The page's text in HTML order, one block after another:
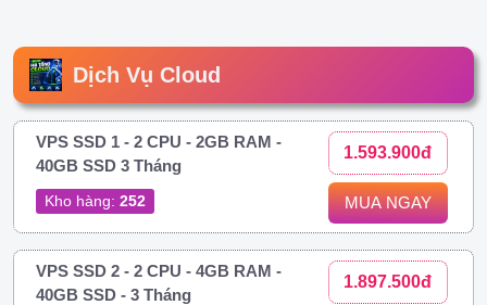
Dịch Vụ Cloud
VPS SSD 1 - 2 CPU - 2GB RAM -
40GB SSD 3 Tháng
Kho hàng: 252
1.593.900đ
MUA NGAY
VPS SSD 2 - 2 CPU - 4GB RAM -
40GB SSD - 3 Tháng
1.897.500đ